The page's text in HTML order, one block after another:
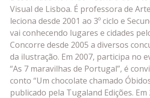
Visual de Lisboa. É professora de
leciona desde 2001 ao 3º ciclo e
vai conhecendo lugares e cidades
Concorre desde 2005 a diversos
da ilustração. Em 2007, participa no
“As 7 maravilhas de Portugal”, é
conto “Um chocolate chamado
publicado pela Tugaland Edições. Em